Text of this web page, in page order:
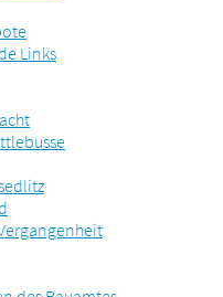
Links